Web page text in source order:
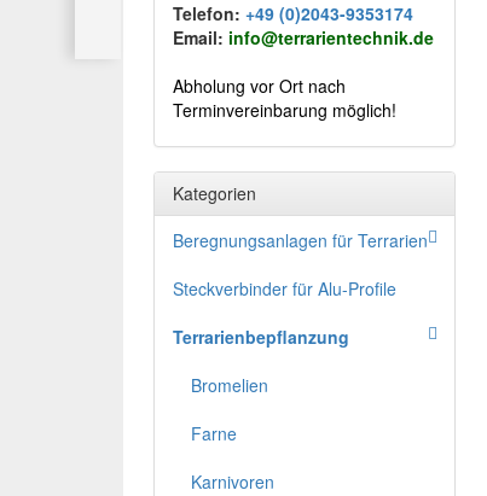
Telefon: +49 (0)2043-9353174
Email: info@terrarientechnik.de
Abholung vor Ort nach
Terminvereinbarung möglich!
Kategorien
Beregnungsanlagen für Terrarien
Steckverbinder für Alu-Profile
Terrarienbepflanzung
Bromelien
Farne
Karnivoren